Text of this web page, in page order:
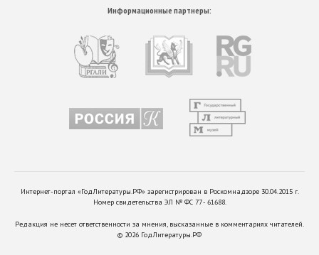
Информационные партнеры:
Интернет-портал «ГодЛитературы.РФ» зарегистрирован в Роскомнадзоре 30.04.2015 г.
Номер свидетельства ЭЛ № ФС 77 - 61688.
Редакция не несет ответственности за мнения, высказанные в комментариях читателей.
© 2026 ГодЛитературы.РФ